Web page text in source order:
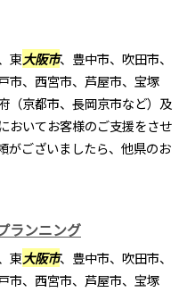
東大阪市、豊中市、吹田市、
市、西宮市、芦屋市、宝塚
（京都市、長岡京市など）及
おいてお客様のご支援をさせ
がございましたら、他県のお
ランニング
東大阪市、豊中市、吹田市、
市、西宮市、芦屋市、宝塚